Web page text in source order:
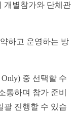
개별참가와 단체관
하고 운영하는 방
Only) 중 선택할 수
통하며 참가 준비
괄 진행할 수 있습